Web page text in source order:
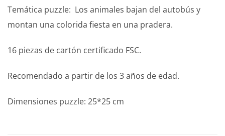
Temática puzzle: Los animales bajan del autobús y
montan una colorida fiesta en una pradera.
16 piezas de cartón certificado FSC.
Recomendado a partir de los 3 años de edad.
Dimensiones puzzle: 25*25 cm